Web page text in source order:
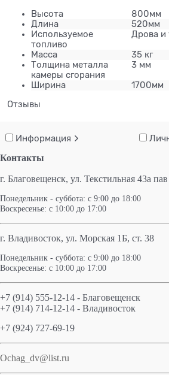
Высота
800мм
Длина
520мм
Используемое
топливо
Дрова и
Масса
35 кг
Толщина металла
камеры сгорания
3 мм
Ширина
1700мм
Отзывы
Информация
Контакты
г. Благовещенск, ул. Текстильная 43а
Понедельник - суббота: с 9:00 до 18:00
Воскресенье: с 10:00 до 17:00
г. Владивосток, ул. Морская 1Б, ст. 38
Понедельник - суббота: с 9:00 до 18:00
Воскресенье: с 10:00 до 17:00
+7 (914) 555-12-14 - Благовещенск
+7 (914) 714-12-14 - Владивосток
+7 (924) 727-69-19
Ochag_dv@list.ru